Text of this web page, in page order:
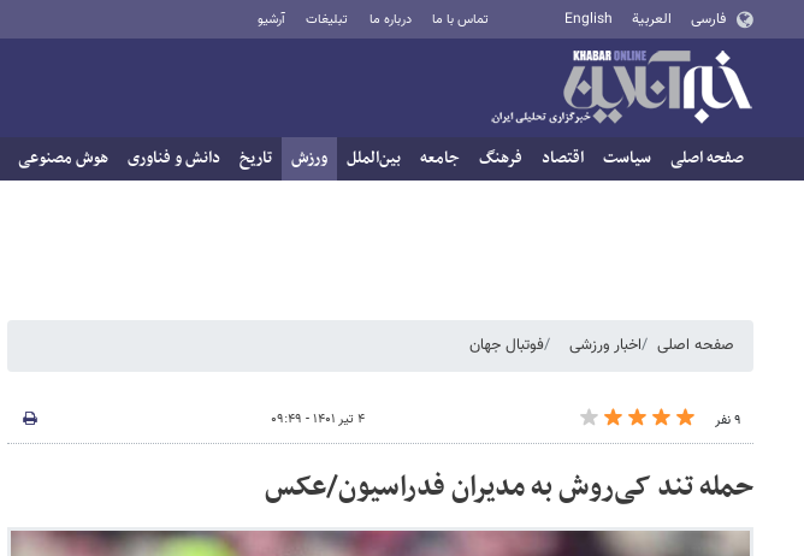
فارسی العربية English تماس با ما درباره ما تبلیغات آرشیو
صفحه اصلی سیاست اقتصاد فرهنگ جامعه بین‌الملل ورزش تاریخ دانش و فناوری هوش مصنوعی
صفحه اصلی اخبار ورزشی فوتبال جهان
۹ نفر ۴ تیر ۱۴۰۱ - ۰۹:۴۹
حمله تند کی‌روش به مدیران فدراسیون/عکس